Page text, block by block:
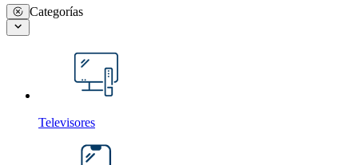
Categorías
Televisores